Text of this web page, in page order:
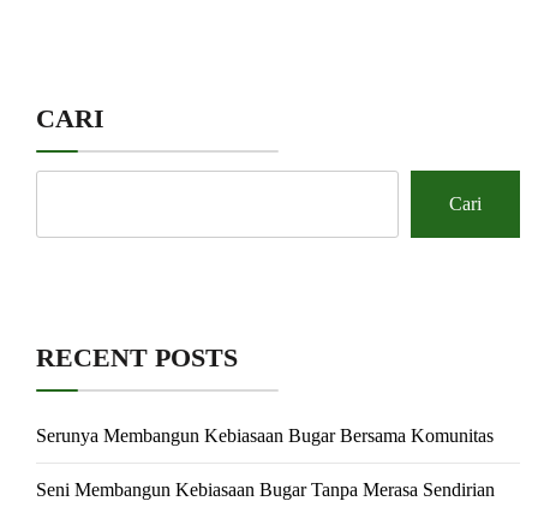
CARI
Cari
RECENT POSTS
Serunya Membangun Kebiasaan Bugar Bersama Komunitas
Seni Membangun Kebiasaan Bugar Tanpa Merasa Sendirian